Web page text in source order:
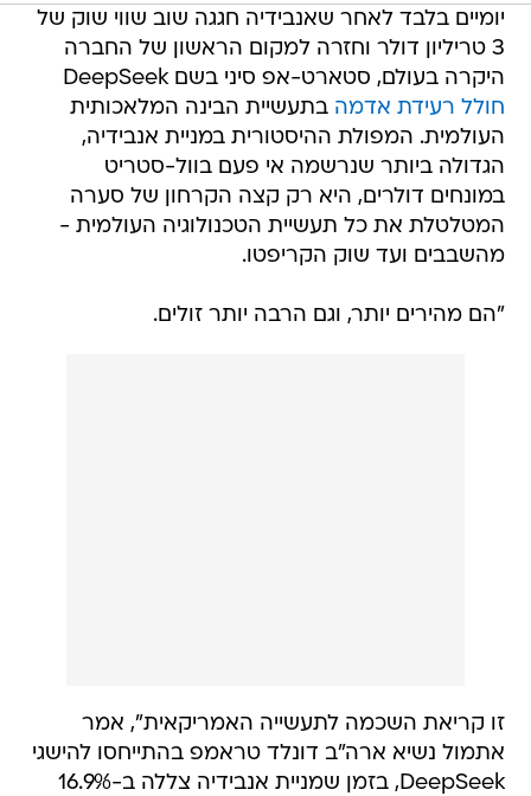
יומיים בלבד לאחר שאנבידיה חגגה שוב שווי שוק של
3 טריליון דולר וחזרה למקום הראשון של החברה
היקרה בעולם, סטארט-אפ סיני בשם DeepSeek
חולל רעידת אדמה בתעשיית הבינה המלאכותית
העולמית. המפולת ההיסטורית במניית אנבידיה,
הגדולה ביותר שנרשמה אי פעם בוול-סטריט
במונחים דולרים, היא רק קצה הקרחון של סערה
המטלטלת את כל תעשיית הטכנולוגיה העולמית -
מהשבבים ועד שוק הקריפטו.
"הם מהירים יותר, וגם הרבה יותר זולים.
זו קריאת השכמה לתעשייה האמריקאית", אמר
אתמול נשיא ארה"ב דונלד טראמפ בהתייחסו להישגי
DeepSeek, בזמן שמניית אנבידיה צללה ב-16.9%